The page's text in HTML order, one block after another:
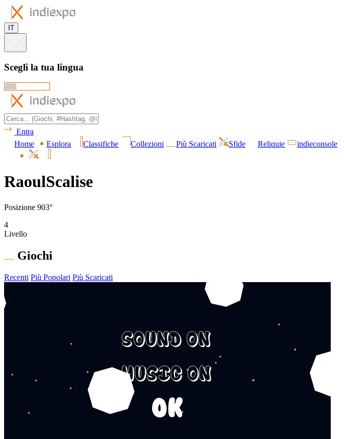
IT
Scegli la tua lingua
Entra
Home
Esplora Classifiche Collezioni Più Scaricati Sfide Reliquie indieconsole
RaoulScalise
Posizione 903°
4
Livello
Giochi
Recenti Più Popolari Più Scaricati